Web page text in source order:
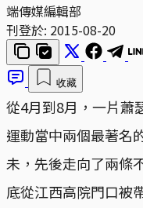
端傳媒編輯部
刊登於: 2015-08-20
收藏
從4月到8月，一片蕭
運動當中兩個最著名
未，先後走向了兩條
底從江西高院門口被